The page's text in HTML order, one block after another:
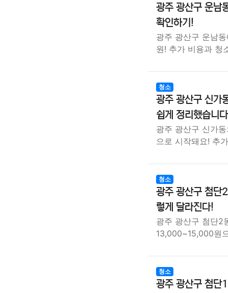
광주 광산구 운남
확인하기!
광주 광산구 운남
원! 추가 비용과 청
청소
광주 광산구 신가
쉽게 정리했습니
광주 광산구 신가
으로 시작돼요! 추
청소
광주 광산구 첨단
렇게 달라진다!
광주 광산구 첨단2
13,000~15,000원
청소
광주 광산구 첨단